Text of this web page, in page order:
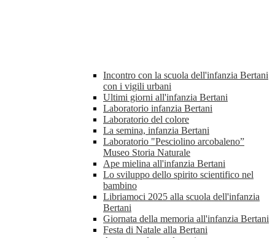
Incontro con la scuola dell'infanzia Bertani
con i vigili urbani
Ultimi giorni all'infanzia Bertani
Laboratorio infanzia Bertani
Laboratorio del colore
La semina, infanzia Bertani
Laboratorio "Pesciolino arcobaleno”
Museo Storia Naturale
Ape mielina all'infanzia Bertani
Lo sviluppo dello spirito scientifico nel
bambino
Libriamoci 2025 alla scuola dell'infanzia
Bertani
Giornata della memoria all'infanzia Bertani
Festa di Natale alla Bertani